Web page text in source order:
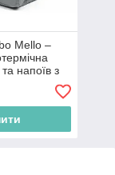
Mello –
напоїв з